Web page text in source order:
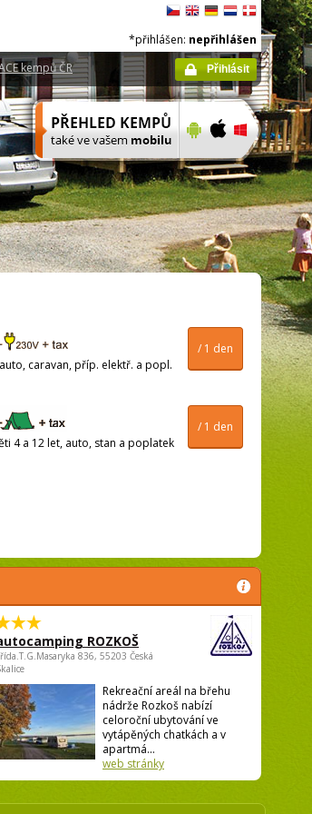
kempů ČR
*přihlášen: nepřihlášen
Přihlásit
/ 1 den
caravan, příp. elektř. a popl.
/ 1 den
4 a 12 let, auto, stan a poplatek
ROZKOŠ
836, 55203 Česká
Rekreační areál na břehu
nádrže Rozkoš nabízí
celoroční ubytování ve
vytápěných chatkách a v
apartmá...
web stránky